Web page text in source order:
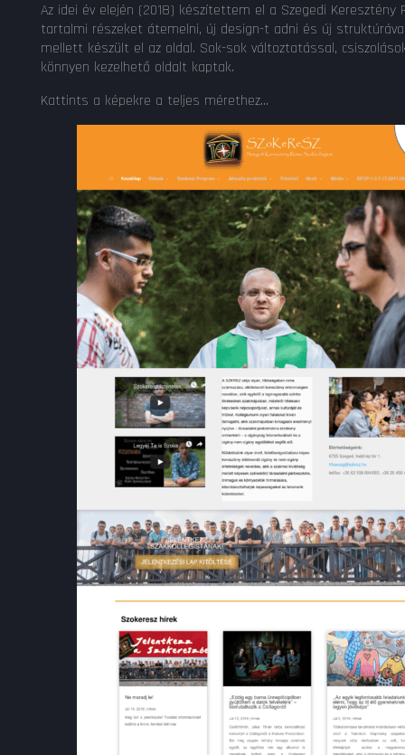
Az idei év elején (2018) készítettem el a Szegedi
tartalmi részeket átemelni, új design-t adni és új
mellett készült el az oldal. Sok-sok változtatással,
könnyen kezelhető oldalt kaptak.
Kattints a képekre a teljes mérethez...